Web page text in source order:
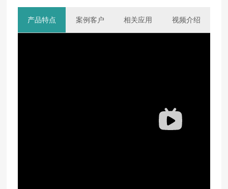
产品特点 案例客户 相关应用 视频介绍